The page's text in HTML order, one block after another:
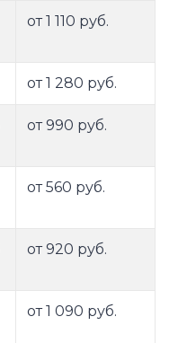
от 1 110 руб.
от 1 280 руб.
от 990 руб.
от 560 руб.
от 920 руб.
от 1 090 руб.